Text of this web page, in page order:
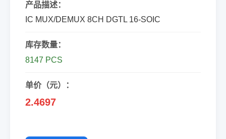
产品描述：
IC MUX/DEMUX 8CH DGTL 16-SOIC
库存数量：
8147 PCS
单价（元）：
2.4697